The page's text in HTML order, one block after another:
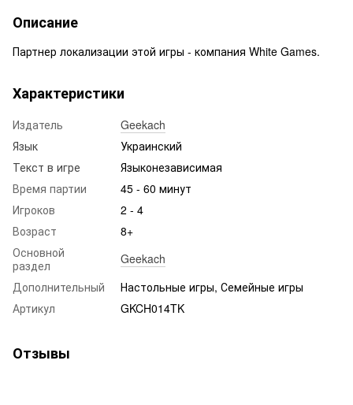
Описание
Партнер локализации этой игры - компания White Games.
Характеристики
Издатель
Geekach
Язык
Украинский
Текст в игре
Языконезависимая
Время партии
45 - 60 минут
Игроков
2 - 4
Возраст
8+
Основной
раздел
Geekach
Дополнительный
Настольные игры, Семейные игры
Артикул
GKCH014TK
Отзывы